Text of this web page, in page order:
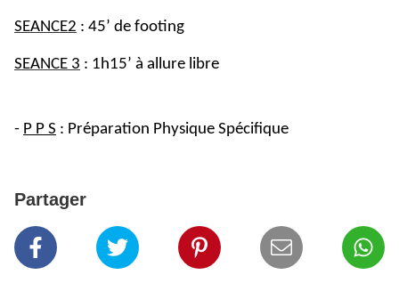
SEANCE2 : 45’ de footing
SEANCE 3 : 1h15’ à allure libre
- P P S : Préparation Physique Spécifique
Partager